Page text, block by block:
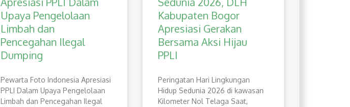
Upaya Pengelolaan
Limbah dan
Pencegahan Ilegal
Dumping
Pewarta Foto Indonesia Apresiasi
PPLI Dalam Upaya Pengelolaan
Limbah dan Pencegahan Ilegal
Kabupaten Bogor
Apresiasi Gerakan
Bersama Aksi Hijau
PPLI
Peringatan Hari Lingkungan
Hidup Sedunia 2026 di kawasan
Kilometer Nol Telaga Saat,